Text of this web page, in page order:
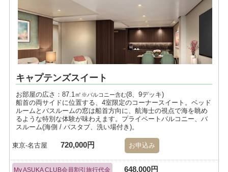
キャプテンズスイート
お部屋の広さ：87.1㎡ ※バルコニー含む(8、9デッキ)
船首の両サイドに位置する、4室限定のコーナースイート。ベッド
ルームとバスルームの窓は船首方向に、航海士の視点で海を眺め
るような特別な体験が味わえます。プライベートバルコニー、バ
スルーム(海側 / バスタブ、洗い場付き)。
東京-名古屋 720,000円 お申込み
My ASUKA CLUB会員割引旅行代金 648,000円